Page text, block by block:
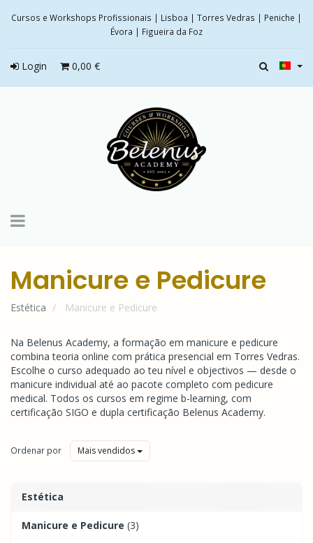
Cursos e Workshops Profissionais | Lisboa | Torres Vedras | Peniche |
Évora | Figueira da Foz
Login 0,00 €
Toggle
Manicure e Pedicure
Estética Manicure e Pedicure
Na Belenus Academy, a formação em manicure e pedicure
combina teoria online com prática presencial em Torres Vedras.
Escolhe o curso adequado ao teu nível e objectivos — desde o
manicure individual até ao pacote completo com pedicure
medical. Todos os cursos em regime b-learning, com
certificação SIGO e dupla certificação Belenus Academy.
Ordenar por Mais vendidos
Estética
Manicure e Pedicure (3)